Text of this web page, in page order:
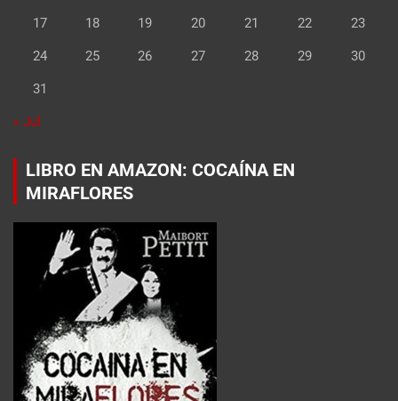
17 18 19 20 21 22 23
24 25 26 27 28 29 30
31
« Jul
LIBRO EN AMAZON: COCAÍNA EN
MIRAFLORES